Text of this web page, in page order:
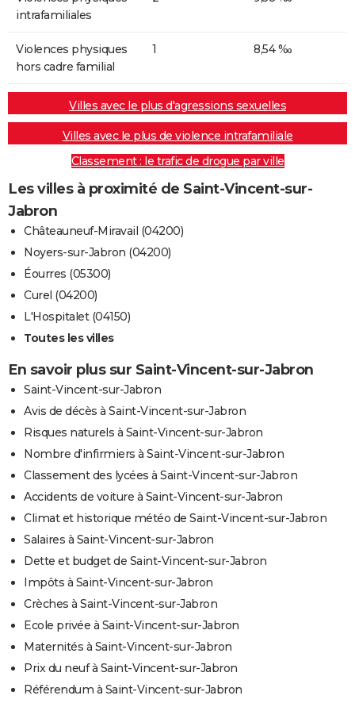
intrafamiliales
Violences physiques
hors cadre familial
1 8,54 ‰
Villes avec le plus d'agressions sexuelles
Villes avec le plus de violence intrafamiliale
Classement : le trafic de drogue par ville
Les villes à proximité de Saint-Vincent-sur-
Jabron
Châteauneuf-Miravail (04200)
Noyers-sur-Jabron (04200)
Éourres (05300)
Curel (04200)
L'Hospitalet (04150)
Toutes les villes
En savoir plus sur Saint-Vincent-sur-Jabron
Saint-Vincent-sur-Jabron
Avis de décès à Saint-Vincent-sur-Jabron
Risques naturels à Saint-Vincent-sur-Jabron
Nombre d'infirmiers à Saint-Vincent-sur-Jabron
Classement des lycées à Saint-Vincent-sur-Jabron
Accidents de voiture à Saint-Vincent-sur-Jabron
Climat et historique météo de Saint-Vincent-sur-Jabron
Salaires à Saint-Vincent-sur-Jabron
Dette et budget de Saint-Vincent-sur-Jabron
Impôts à Saint-Vincent-sur-Jabron
Crèches à Saint-Vincent-sur-Jabron
Ecole privée à Saint-Vincent-sur-Jabron
Maternités à Saint-Vincent-sur-Jabron
Prix du neuf à Saint-Vincent-sur-Jabron
Référendum à Saint-Vincent-sur-Jabron